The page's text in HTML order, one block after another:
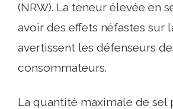
(NRW). La teneur élevée en
avoir des effets néfastes sur
avertissent les défenseurs
consommateurs.
La quantité maximale de sel